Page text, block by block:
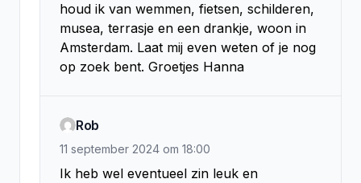
houd ik van wemmen, fietsen, schilderen,
musea, terrasje en een drankje, woon in
Amsterdam. Laat mij even weten of je nog
op zoek bent. Groetjes Hanna
Rob
11 september 2024 om 18:00
Ik heb wel eventueel zin leuk en